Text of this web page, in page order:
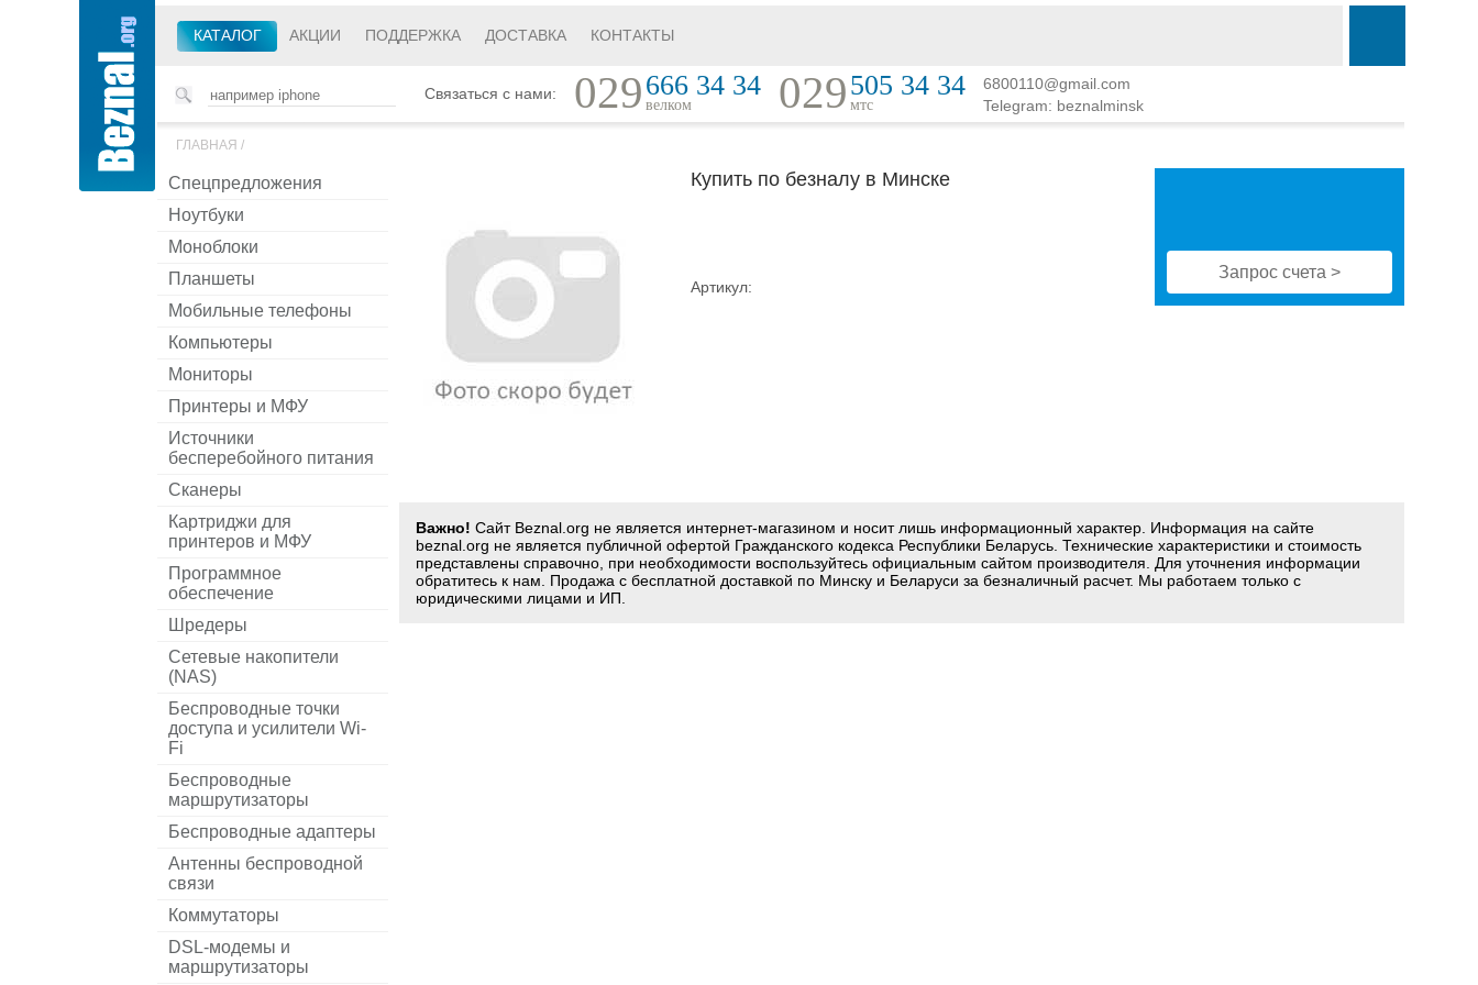
КАТАЛОГ АКЦИИ ПОДДЕРЖКА ДОСТАВКА КОНТАКТЫ
Связаться с нами: 029666 34 34
велком 029505 34 34
мтс
6800110@gmail.com
Telegram: beznalminsk
ГЛАВНАЯ /
Спецпредложения
Ноутбуки
Моноблоки
Планшеты
Мобильные телефоны
Компьютеры
Мониторы
Принтеры и МФУ
Источники
бесперебойного питания
Сканеры
Картриджи для
принтеров и МФУ
Программное
обеспечение
Шредеры
Сетевые накопители
(NAS)
Беспроводные точки
доступа и усилители Wi-
Fi
Беспроводные
маршрутизаторы
Беспроводные адаптеры
Антенны беспроводной
связи
Коммутаторы
DSL-модемы и
маршрутизаторы
Купить по безналу в Минске
Артикул:
Запрос счета >
Важно! Сайт Beznal.org не является интернет-магазином и носит лишь информационный характер. Информация на сайте
beznal.org не является публичной офертой Гражданского кодекса Республики Беларусь. Технические характеристики и стоимость
представлены справочно, при необходимости воспользуйтесь официальным сайтом производителя. Для уточнения информации
обратитесь к нам. Продажа с бесплатной доставкой по Минску и Беларуси за безналичный расчет. Мы работаем только с
юридическими лицами и ИП.